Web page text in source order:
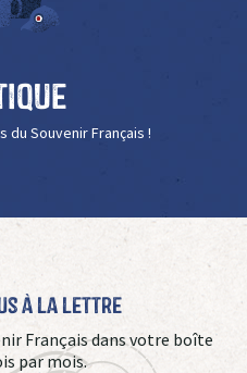
Souvenir Français !
à La Lettre
Français dans votre boîte
par mois.